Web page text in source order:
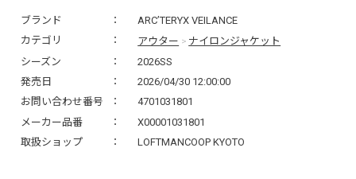
ブランド
ARC’TERYX VEILANCE
カテゴリ
アウター > ナイロンジャケット
シーズン
2026SS
発売日
2026/04/30 12:00:00
お問い合わせ番号
4701031801
メーカー品番
X00001031801
取扱ショップ
LOFTMANCOOP KYOTO